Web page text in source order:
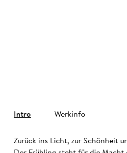
Intro Werkinfo
Zurück ins Licht, zur Schönheit